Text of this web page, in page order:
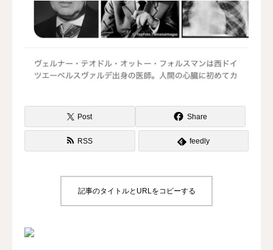
Post Share
RSS feedly
記事のタイトルとURLをコピーする
診察予約
第三種再生医療